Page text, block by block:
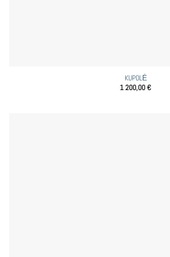
KUPOLĖ
1 200,00€